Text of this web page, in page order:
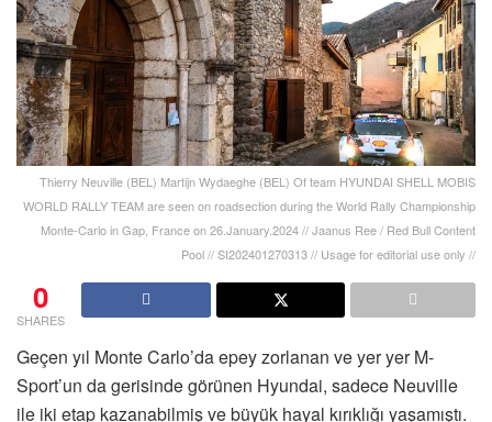
Thierry Neuville (BEL) Martijn Wydaeghe (BEL) Of team HYUNDAI SHELL MOBIS
WORLD RALLY TEAM are seen on roadsection during the World Rally Championship
Monte-Carlo in Gap, France on 26.January.2024 // Jaanus Ree / Red Bull Content
Pool // SI202401270313 // Usage for editorial use only //
0
SHARES
Geçen yıl Monte Carlo’da epey zorlanan ve yer yer M-
Sport’un da gerisinde görünen Hyundai, sadece Neuville
ile iki etap kazanabilmiş ve büyük hayal kırıklığı yaşamıştı.